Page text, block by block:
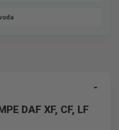
DAF XF, CF, LF
-